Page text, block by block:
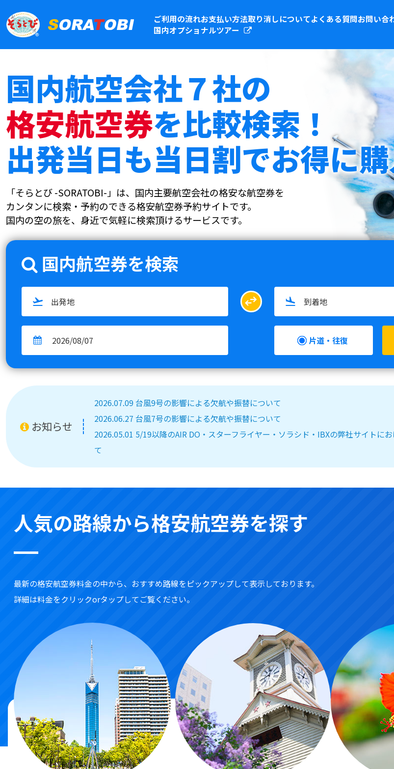
ご利用の流れお支払い方法取り消しについてよくある質問お問い合
国内オプショナルツアー
国内航空会社７社の
格安航空券を比較検索！
出発当日も当日割でお得に
「そらとび -SORATOBI-」は、国内主要航空会社の格安な航空券を
カンタンに検索・予約のできる格安航空券予約サイトです。
国内の空の旅を、身近で気軽に検索頂けるサービスです。
国内航空券を検索
swap_horiz
片道・往復
お知らせ
2026.07.09 台風9号の影響による欠航や振替について
2026.06.27 台風7号の影響による欠航や振替について
2026.05.01 5/19以降のAIR DO・スターフライヤー・ソラシド・IBXの弊社サイトに
て
人気の路線から格安航空券を探す
最新の格安航空券料金の中から、おすすめ路線をピックアップして表示しております。
詳細は料金をクリックorタップしてご覧ください。